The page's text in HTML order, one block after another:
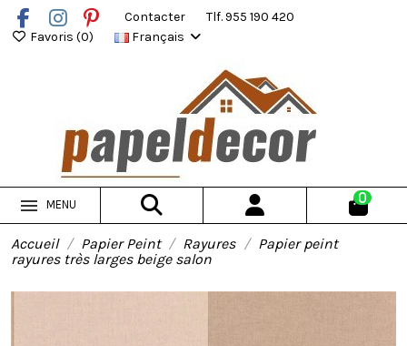
Contacter
Tlf. 955 190 420
Favoris (0) Français
MENU 0
Accueil Papier Peint Rayures
Papier peint
rayures très larges beige salon